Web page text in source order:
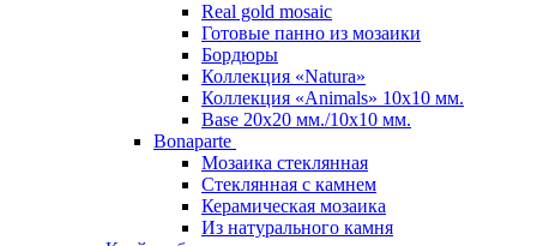
Real gold mosaic
Готовые панно из мозаики
Бордюры
Коллекция «Natura»
Коллекция «Animals» 10х10 мм.
Base 20x20 мм./10х10 мм.
Bonaparte
Мозаика стеклянная
Стеклянная с камнем
Керамическая мозаика
Из натурального камня